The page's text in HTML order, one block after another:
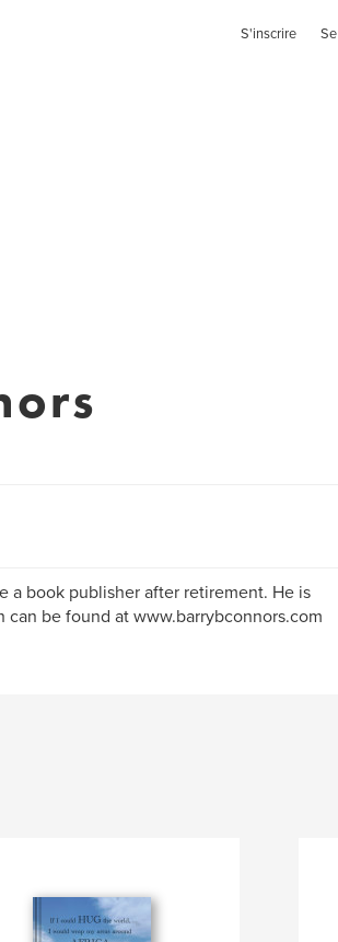
S'inscrire
a book publisher after retirement. He is
be found at www.barrybconnors.com